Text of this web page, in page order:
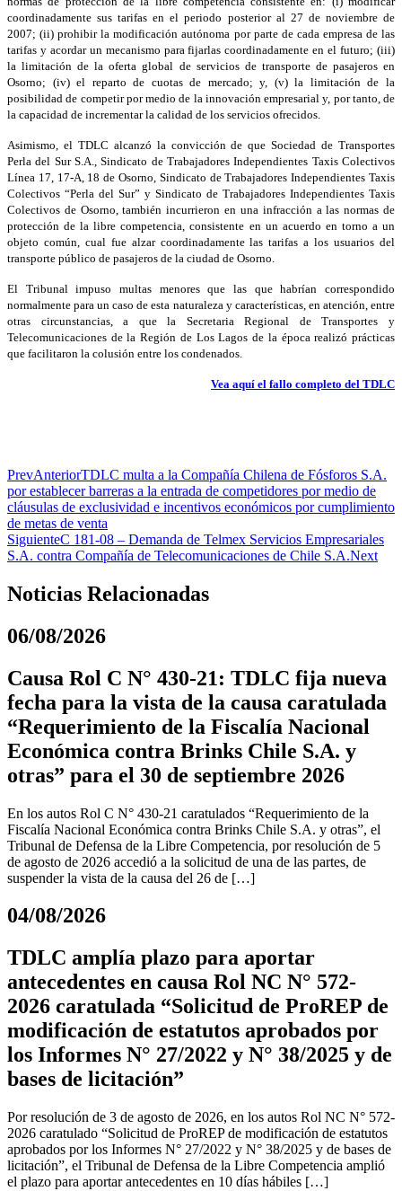
coordinadamente sus tarifas en el periodo posterior al 27 de noviembre de
2007; (ii) prohibir la modificación autónoma por parte de cada empresa de las
tarifas y acordar un mecanismo para fijarlas coordinadamente en el futuro; (iii)
la limitación de la oferta global de servicios de transporte de pasajeros en
Osorno; (iv) el reparto de cuotas de mercado; y, (v) la limitación de la
posibilidad de competir por medio de la innovación empresarial y, por tanto, de
la capacidad de incrementar la calidad de los servicios ofrecidos.
Asimismo, el TDLC alcanzó la convicción de que Sociedad de Transportes
Perla del Sur S.A., Sindicato de Trabajadores Independientes Taxis Colectivos
Línea 17, 17-A, 18 de Osorno, Sindicato de Trabajadores Independientes Taxis
Colectivos “Perla del Sur” y Sindicato de Trabajadores Independientes Taxis
Colectivos de Osorno, también incurrieron en una infracción a las normas de
protección de la libre competencia, consistente en un acuerdo en torno a un
objeto común, cual fue alzar coordinadamente las tarifas a los usuarios del
transporte público de pasajeros de la ciudad de Osorno.
El Tribunal impuso multas menores que las que habrían correspondido
normalmente para un caso de esta naturaleza y características, en atención, entre
otras circunstancias, a que la Secretaria Regional de Transportes y
Telecomunicaciones de la Región de Los Lagos de la época realizó prácticas
que facilitaron la colusión entre los condenados.
Vea aquí el fallo completo del TDLC
PrevAnteriorTDLC multa a la Compañía Chilena de Fósforos S.A.
por establecer barreras a la entrada de competidores por medio de
cláusulas de exclusividad e incentivos económicos por cumplimiento
de metas de venta
SiguienteC 181-08 – Demanda de Telmex Servicios Empresariales
S.A. contra Compañía de Telecomunicaciones de Chile S.A.Next
Noticias Relacionadas
06/08/2026
Causa Rol C N° 430-21: TDLC fija nueva
fecha para la vista de la causa caratulada
“Requerimiento de la Fiscalía Nacional
Económica contra Brinks Chile S.A. y
otras” para el 30 de septiembre 2026
En los autos Rol C N° 430-21 caratulados “Requerimiento de la
Fiscalía Nacional Económica contra Brinks Chile S.A. y otras”, el
Tribunal de Defensa de la Libre Competencia, por resolución de 5
de agosto de 2026 accedió a la solicitud de una de las partes, de
suspender la vista de la causa del 26 de […]
04/08/2026
TDLC amplía plazo para aportar
antecedentes en causa Rol NC N° 572-
2026 caratulada “Solicitud de ProREP de
modificación de estatutos aprobados por
los Informes N° 27/2022 y N° 38/2025 y de
bases de licitación”
Por resolución de 3 de agosto de 2026, en los autos Rol NC N° 572-
2026 caratulado “Solicitud de ProREP de modificación de estatutos
aprobados por los Informes N° 27/2022 y N° 38/2025 y de bases de
licitación”, el Tribunal de Defensa de la Libre Competencia amplió
el plazo para aportar antecedentes en 10 días hábiles […]